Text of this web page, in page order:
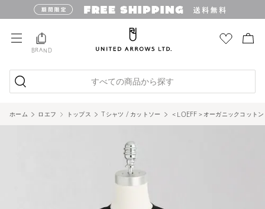
BRAND
すべての商品から探す
ホーム ロエフ トップス Tシャツ / カットソー ＜LOEFF＞オーガニックコット